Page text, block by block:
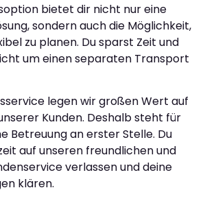
bietet dir nicht nur eine
sondern auch die Möglichkeit,
zu planen. Du sparst Zeit und
um einen separaten Transport
legen wir großen Wert auf
Kunden. Deshalb steht für
Betreuung an erster Stelle. Du
auf unseren freundlichen und
verlassen und deine
klären.